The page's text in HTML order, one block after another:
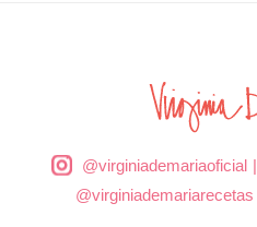
@virginiademariaoficial|
@virginiademariarecetas